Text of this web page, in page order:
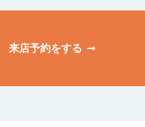
来店予約をする